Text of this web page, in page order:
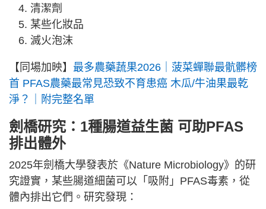
清潔劑
某些化妝品
滅火泡沫
【同場加映】 最多農藥蔬果2026｜菠菜蟬聯最骯髒榜
首 PFAS農藥最常見恐致不育患癌 木瓜/牛油果最乾
淨？｜附完整名單
劍橋研究：1種腸道益生菌 可助PFAS
排出體外
2025年劍橋大學發表於《Nature Microbiology》的研
究證實，某些腸道細菌可以「吸附」PFAS毒素，從
體內排出它們。研究發現：